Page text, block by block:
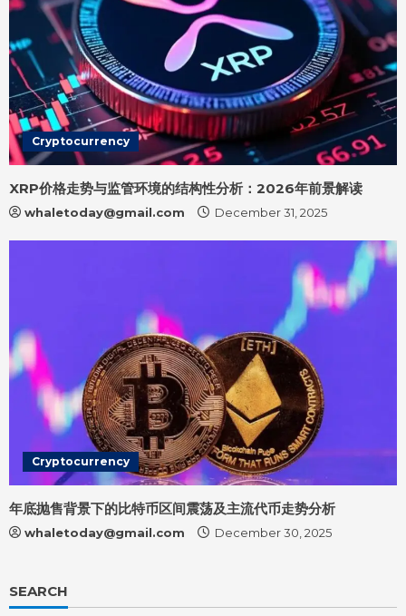
Cryptocurrency
XRP价格走势与监管环境的结构性分析：2026年前景解读
whaletoday@gmail.com December 31, 2025
Cryptocurrency
年底抛售背景下的比特币区间震荡及主流代币走势分析
whaletoday@gmail.com December 30, 2025
SEARCH